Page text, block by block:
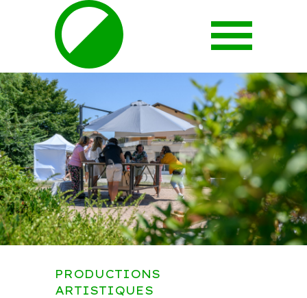
PRODUCTIONS
ARTISTIQUES